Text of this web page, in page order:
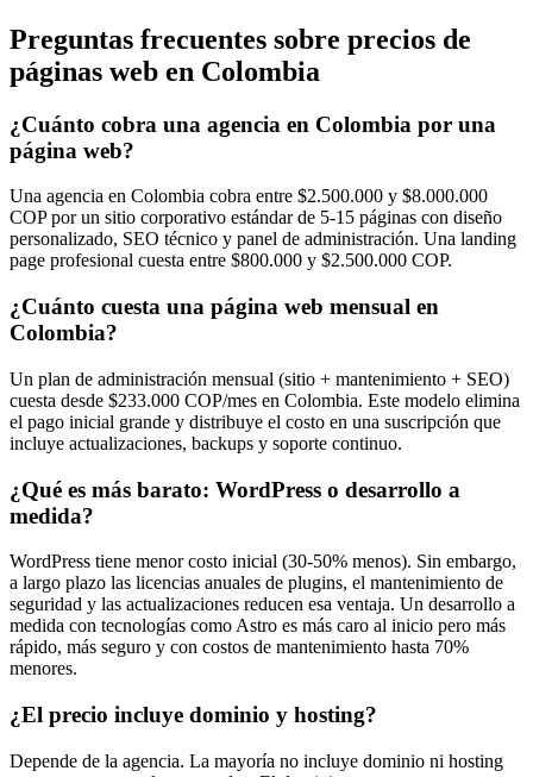
Preguntas frecuentes sobre precios de
páginas web en Colombia
¿Cuánto cobra una agencia en Colombia por una
página web?
Una agencia en Colombia cobra entre $2.500.000 y $8.000.000
COP por un sitio corporativo estándar de 5-15 páginas con diseño
personalizado, SEO técnico y panel de administración. Una landing
page profesional cuesta entre $800.000 y $2.500.000 COP.
¿Cuánto cuesta una página web mensual en
Colombia?
Un plan de administración mensual (sitio + mantenimiento + SEO)
cuesta desde $233.000 COP/mes en Colombia. Este modelo elimina
el pago inicial grande y distribuye el costo en una suscripción que
incluye actualizaciones, backups y soporte continuo.
¿Qué es más barato: WordPress o desarrollo a
medida?
WordPress tiene menor costo inicial (30-50% menos). Sin embargo,
a largo plazo las licencias anuales de plugins, el mantenimiento de
seguridad y las actualizaciones reducen esa ventaja. Un desarrollo a
medida con tecnologías como Astro es más caro al inicio pero más
rápido, más seguro y con costos de mantenimiento hasta 70%
menores.
¿El precio incluye dominio y hosting?
Depende de la agencia. La mayoría no incluye dominio ni hosting